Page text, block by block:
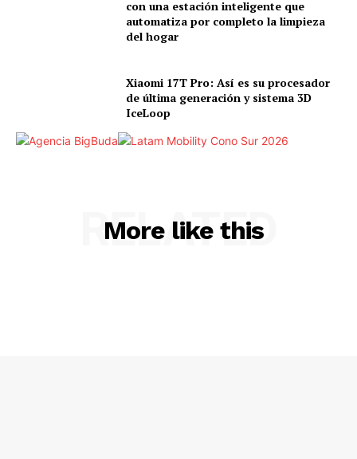
con una estación inteligente que
automatiza por completo la limpieza
del hogar
Xiaomi 17T Pro: Así es su procesador
de última generación y sistema 3D
IceLoop
More like this
RELATED